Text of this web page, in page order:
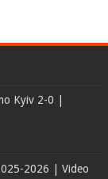
Kyiv 2-0 |
2026 | Video